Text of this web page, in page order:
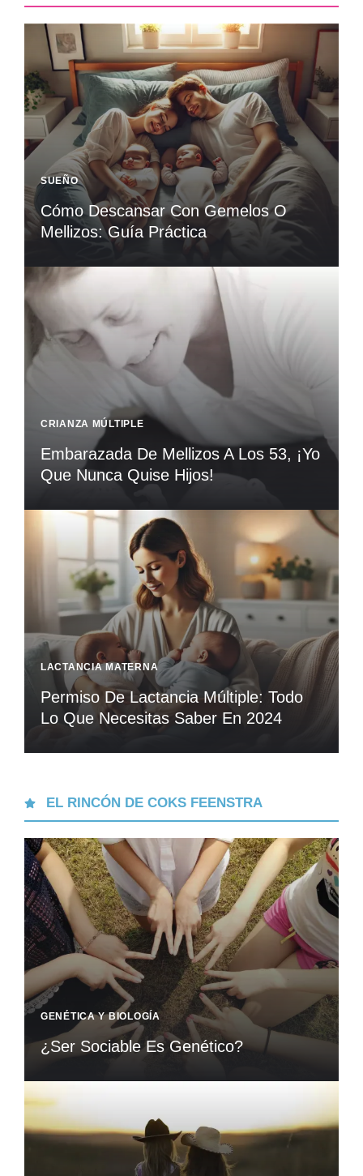
SUEÑO
Cómo Descansar Con Gemelos O
Mellizos: Guía Práctica
CRIANZA MÚLTIPLE
Embarazada De Mellizos A Los 53, ¡Yo
Que Nunca Quise Hijos!
LACTANCIA MATERNA
Permiso De Lactancia Múltiple: Todo
Lo Que Necesitas Saber En 2024
EL RINCÓN DE COKS FEENSTRA
GENÉTICA Y BIOLOGÍA
¿Ser Sociable Es Genético?